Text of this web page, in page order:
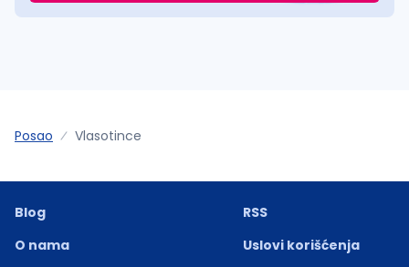
Posao Vlasotince
Blog
O nama
RSS
Uslovi korišćenja